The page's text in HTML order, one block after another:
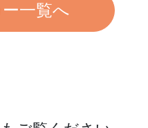
一覧へ